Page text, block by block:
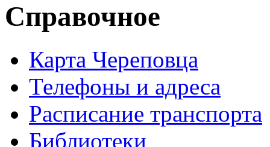
Справочное
Карта Череповца
Телефоны и адреса
Расписание транспорта
Библиотеки